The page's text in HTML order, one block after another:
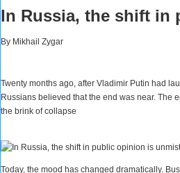
In Russia, the shift in
By Mikhail Zygar
Twenty months ago, after Vladimir Putin had
Russians believed that the end was near. The
the brink of collapse
Today, the mood has changed dramatically.